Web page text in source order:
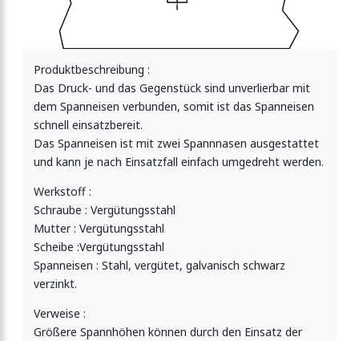
Produktbeschreibung :
Das Druck- und das Gegenstück sind unverlierbar mit
dem Spanneisen verbunden, somit ist das Spanneisen
schnell einsatzbereit.
Das Spanneisen ist mit zwei Spannnasen ausgestattet
und kann je nach Einsatzfall einfach umgedreht werden.
Werkstoff :
Schraube : Vergütungsstahl
Mutter : Vergütungsstahl
Scheibe :Vergütungsstahl
Spanneisen : Stahl, vergütet, galvanisch schwarz
verzinkt.
Verweise :
Größere Spannhöhen können durch den Einsatz der